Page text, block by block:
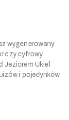
wygenerowany
czy cyfrowy
Jeziorem Ukiel
i pojedynków